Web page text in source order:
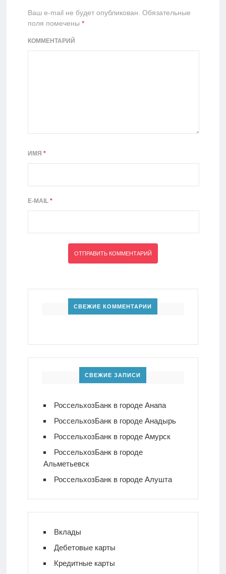
Ваш e-mail не будет опубликован. Обязательные
поля помечены *
КОММЕНТАРИЙ
ИМЯ *
E-MAIL *
СВЕЖИЕ КОММЕНТАРИИ
СВЕЖИЕ ЗАПИСИ
РоссельхозБанк в городе Анапа
РоссельхозБанк в городе Анадырь
РоссельхозБанк в городе Амурск
РоссельхозБанк в городе
Альметьевск
РоссельхозБанк в городе Алушта
Вклады
Дебетовые карты
Кредитные карты